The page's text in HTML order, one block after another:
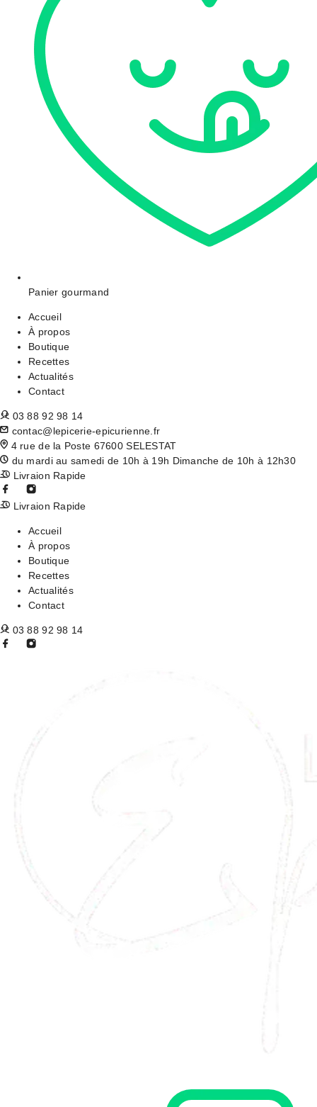
Panier gourmand
Accueil
À propos
Boutique
Recettes
Actualités
Contact
03 88 92 98 14
contac@lepicerie-epicurienne.fr
4 rue de la Poste 67600 SELESTAT
du mardi au samedi de 10h à 19h Dimanche de 10h à 12h30
Livraion Rapide
Livraion Rapide
Accueil
À propos
Boutique
Recettes
Actualités
Contact
03 88 92 98 14